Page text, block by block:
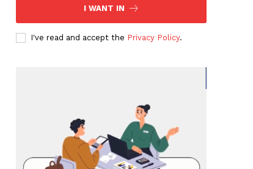
I WANT IN
I've read and accept the Privacy Policy.